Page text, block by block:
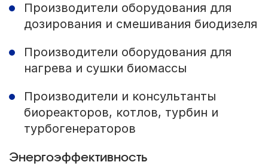
Производители оборудования для
дозирования и смешивания биодизеля
Производители оборудования для
нагрева и сушки биомассы
Производители и консультанты
биореакторов, котлов, турбин и
турбогенераторов
Энергоэффективность